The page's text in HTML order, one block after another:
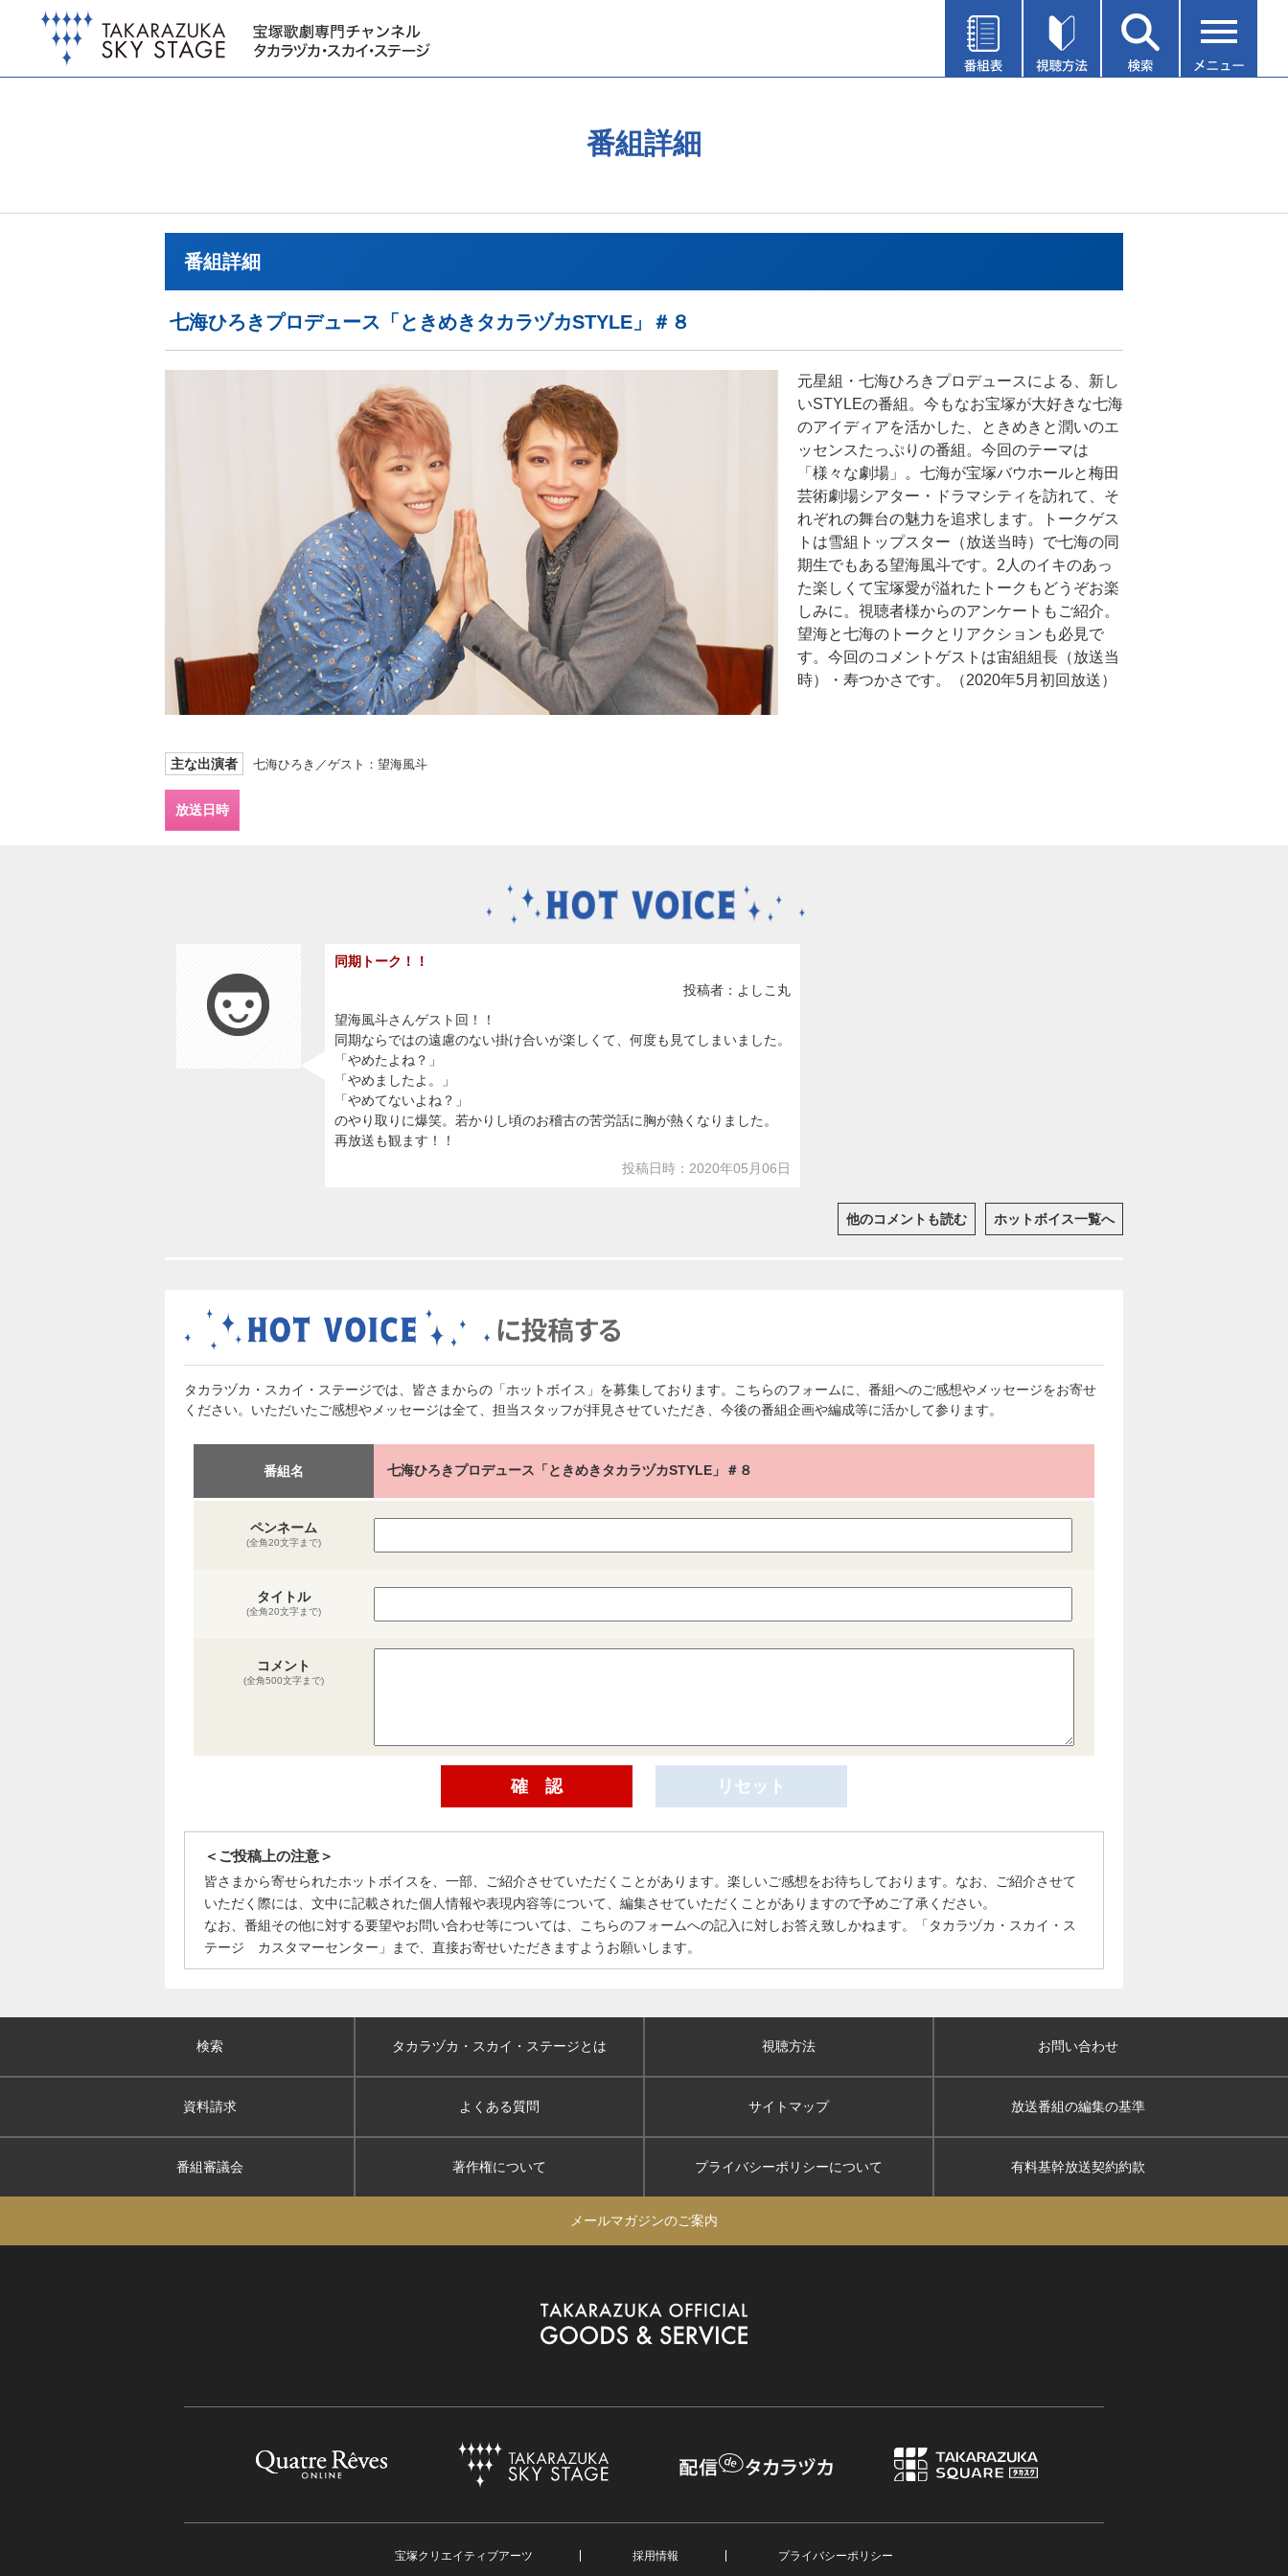
番組詳細
番組詳細
七海ひろきプロデュース「ときめきタカラヅカSTYLE」＃８
元星組・七海ひろきプロデュースによる、新し
いSTYLEの番組。今もなお宝塚が大好きな七海
のアイディアを活かした、ときめきと潤いのエ
ッセンスたっぷりの番組。今回のテーマは
「様々な劇場」。七海が宝塚バウホールと梅田
芸術劇場シアター・ドラマシティを訪れて、そ
れぞれの舞台の魅力を追求します。トークゲス
トは雪組トップスター（放送当時）で七海の同
期生でもある望海風斗です。2人のイキのあっ
た楽しくて宝塚愛が溢れたトークもどうぞお楽
しみに。視聴者様からのアンケートもご紹介。
望海と七海のトークとリアクションも必見で
す。今回のコメントゲストは宙組組長（放送当
時）・寿つかさです。（2020年5月初回放送）
主な出演者 七海ひろき／ゲスト：望海風斗
放送日時
同期トーク！！
投稿者：よしこ丸
望海風斗さんゲスト回！！
同期ならではの遠慮のない掛け合いが楽しくて、何度も見てしまいました。
「やめたよね？」
「やめましたよ。」
「やめてないよね？」
のやり取りに爆笑。若かりし頃のお稽古の苦労話に胸が熱くなりました。
再放送も観ます！！
投稿日時：2020年05月06日
他のコメントも読む ホットボイス一覧へ
タカラヅカ・スカイ・ステージでは、皆さまからの「ホットボイス」を募集しております。こちらのフォームに、番組へのご感想やメッセージをお寄せ
ください。いただいたご感想やメッセージは全て、担当スタッフが拝見させていただき、今後の番組企画や編成等に活かして参ります。
番組名 七海ひろきプロデュース「ときめきタカラヅカSTYLE」＃８
ペンネーム
(全角20文字まで)
タイトル
(全角20文字まで)
コメント
(全角500文字まで)
＜ご投稿上の注意＞
皆さまから寄せられたホットボイスを、一部、ご紹介させていただくことがあります。楽しいご感想をお待ちしております。なお、ご紹介させて
いただく際には、文中に記載された個人情報や表現内容等について、編集させていただくことがありますので予めご了承ください。
なお、番組その他に対する要望やお問い合わせ等については、こちらのフォームへの記入に対しお答え致しかねます。「タカラヅカ・スカイ・ス
テージ カスタマーセンター」まで、直接お寄せいただきますようお願いします。
検索 タカラヅカ・スカイ ・ステージとは 視聴方法 お問い合わせ
資料請求 よくある質問 サイトマップ 放送番組の編集の基準
番組審議会 著作権について プライバシーポリシーについて 有料基幹放送契約約款
メールマガジンのご案内
宝塚クリエイティブアーツ 採用情報 プライバシーポリシー